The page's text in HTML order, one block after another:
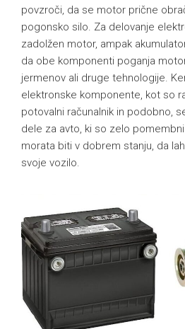
povzroči, da se motor prične
pogonsko silo. Za delovanje
zadolžen motor, ampak
da obe komponenti poganja
jermenov ali druge tehnologije.
elektronske komponente, kot so
potovalni računalnik in podobno,
dele za avto, ki so zelo
morata biti v dobrem stanju, da
svoje vozilo.